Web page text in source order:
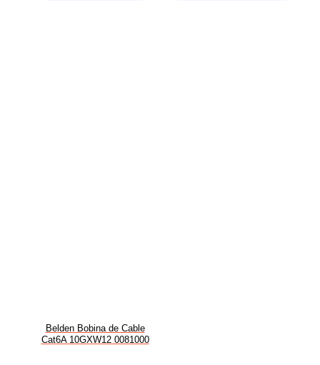
Belden Bobina de Cable
Cat6A 10GXW12 0081000